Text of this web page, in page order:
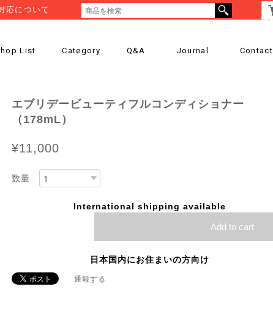
応について
List Category Q&A Journal Contact
エブリデービューティフルコンディショナー
（178mL）
¥11,000
数量
International shipping available
Add to cart
日本国内にお住まいの方向け
通報する